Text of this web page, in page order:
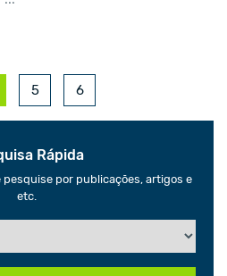
5 6
Rápida
pesquise por publicações, artigos e
etc.